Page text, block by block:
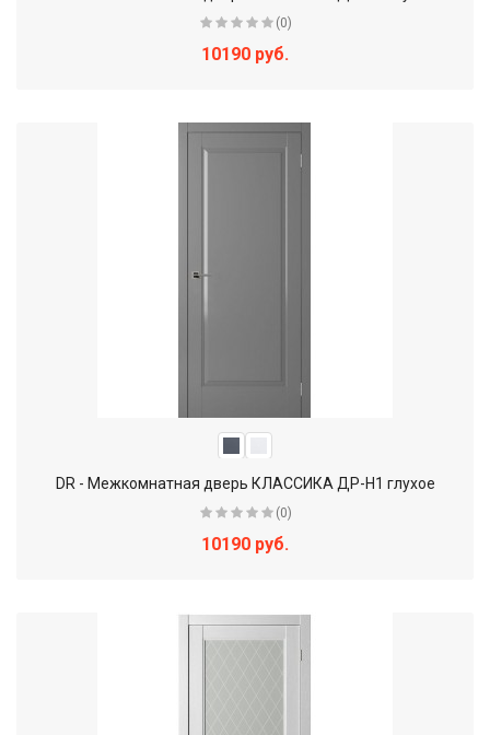
(0)
10190 руб.
DR - Межкомнатная дверь КЛАССИКА ДР-Н1 глухое
(0)
10190 руб.